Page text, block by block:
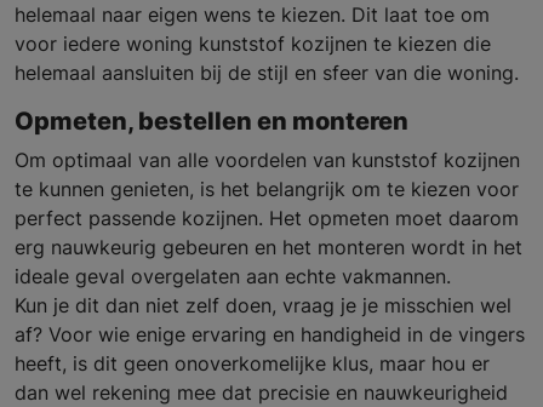
helemaal naar eigen wens te kiezen. Dit laat toe om
voor iedere woning kunststof kozijnen te kiezen die
helemaal aansluiten bij de stijl en sfeer van die woning.
Opmeten, bestellen en monteren
Om optimaal van alle voordelen van kunststof kozijnen
te kunnen genieten, is het belangrijk om te kiezen voor
perfect passende kozijnen. Het opmeten moet daarom
erg nauwkeurig gebeuren en het monteren wordt in het
ideale geval overgelaten aan echte vakmannen.
Kun je dit dan niet zelf doen, vraag je je misschien wel
af? Voor wie enige ervaring en handigheid in de vingers
heeft, is dit geen onoverkomelijke klus, maar hou er
dan wel rekening mee dat precisie en nauwkeurigheid